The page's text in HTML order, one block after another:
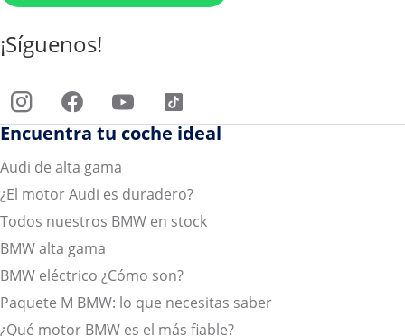
¡Síguenos!
Encuentra tu coche ideal
Audi de alta gama
¿El motor Audi es duradero?
Todos nuestros BMW en stock
BMW alta gama
BMW eléctrico ¿Cómo son?
Paquete M BMW: lo que necesitas saber
¿Qué motor BMW es el más fiable?